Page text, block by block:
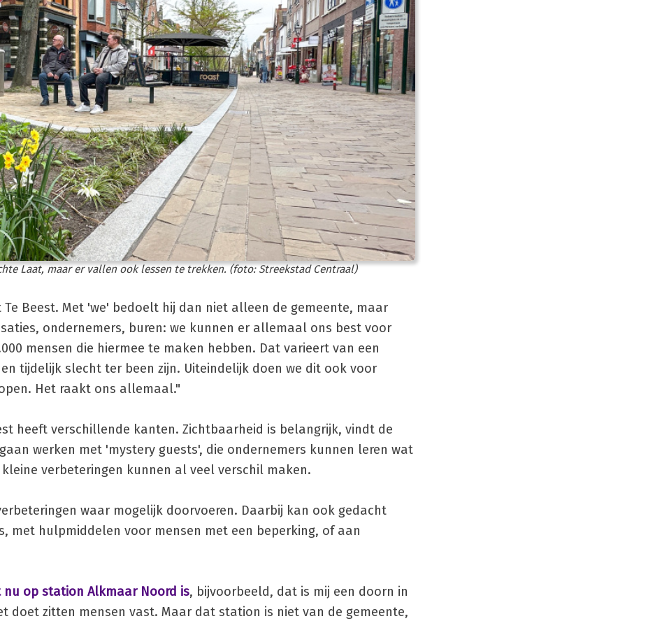
Laat, maar er vallen ook lessen te trekken. (foto: Streekstad Centraal)
Beest. Met 'we' bedoelt hij dan niet alleen de gemeente, maar
ondernemers, buren: we kunnen er allemaal ons best voor
mensen die hiermee te maken hebben. Dat varieert van een
tijdelijk slecht ter been zijn. Uiteindelijk doen we dit ook voor
Het raakt ons allemaal."
heeft verschillende kanten. Zichtbaarheid is belangrijk, vindt de
werken met 'mystery guests', die ondernemers kunnen leren wat
verbeteringen kunnen al veel verschil maken.
waar mogelijk doorvoeren. Daarbij kan ook gedacht
met hulpmiddelen voor mensen met een beperking, of aan
nu op station Alkmaar Noord is, bijvoorbeeld, dat is mij een doorn in
doet zitten mensen vast. Maar dat station is niet van de gemeente,